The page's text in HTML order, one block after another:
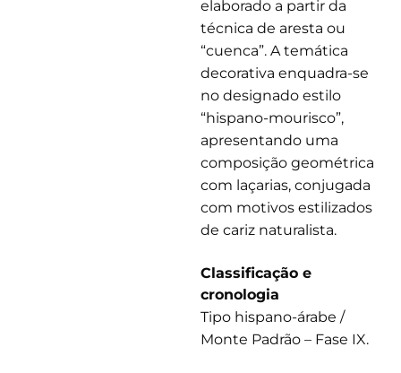
elaborado a partir da
técnica de aresta ou
“cuenca”. A temática
decorativa enquadra-se
no designado estilo
“hispano-mourisco”,
apresentando uma
composição geométrica
com laçarias, conjugada
com motivos estilizados
de cariz naturalista.
Classificação e
cronologia
Tipo hispano-árabe /
Monte Padrão – Fase IX.